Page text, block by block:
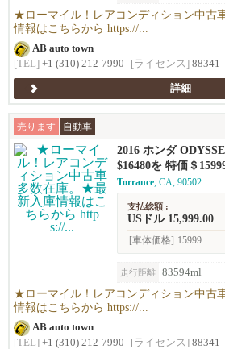
★ローマイル！レアコンディション中古
情報はこちらから https://...
AB auto town
[TEL] +1 (310) 212-7990 [ライセンス] 88341
詳細
売ります 自動車
2016 ホンダ
$16480を 特価＄
Torrance, CA, 90502
支払総額 :
USドル 15,999.00
[車体価格] 15999
走行距離 83594ml
★ローマイル！レアコンディション中古
情報はこちらから https://...
AB auto town
[TEL] +1 (310) 212-7990 [ライセンス] 88341